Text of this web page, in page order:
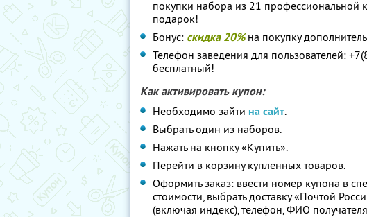
покупки набора из 21 профессиональной
подарок!
Бонус: скидка 20%на покупку
Телефон заведения для пользователей:
бесплатный!
Как активировать купон:
Необходимо зайти на сайт.
Выбрать один из наборов.
Нажать на кнопку «Купить».
Перейти в корзину купленных товаров.
Оформить заказ: ввести номер купона в
стоимости, выбрать доставку «Почтой
(включая индекс), телефон, ФИО